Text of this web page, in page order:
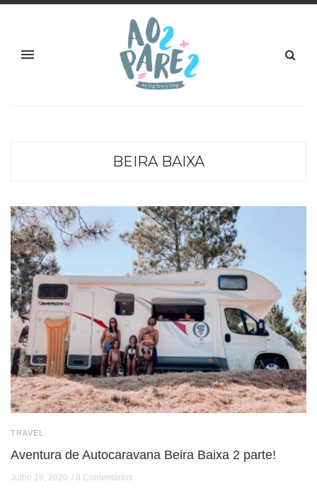
BEIRA BAIXA
TRAVEL
Aventura de Autocaravana Beira Baixa 2 parte!
Julho 19, 2020 8 Comentários